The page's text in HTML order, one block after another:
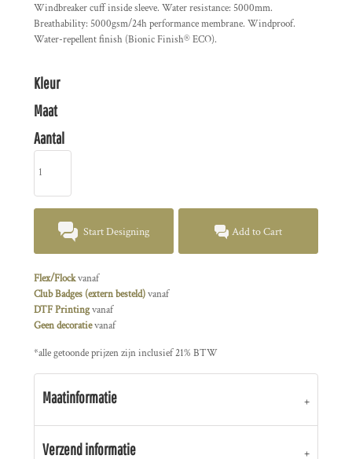
Windbreaker cuff inside sleeve. Water resistance: 5000mm.
Breathability: 5000gsm/24h performance membrane. Windproof.
Water-repellent finish (Bionic Finish® ECO).
Kleur
Maat
Aantal
Start Designing Add to Cart
Flex/Flockvanaf
Club Badges (extern besteld)vanaf
DTF Printingvanaf
Geen decoratievanaf
*alle getoonde prijzen zijn inclusief 21% BTW
Maatinformatie
Verzend informatie